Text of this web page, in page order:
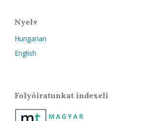
Nyelv
Hungarian
English
Folyóiratunkat indexeli